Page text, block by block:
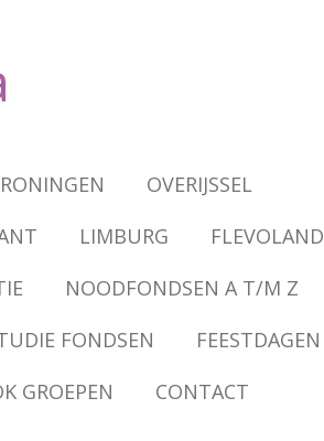
OVERIJSSEL
LIMBURG
FLEVOLAND
NOODFONDSEN A T/M Z
FONDSEN
FEESTDAGEN
GROEPEN CONTACT